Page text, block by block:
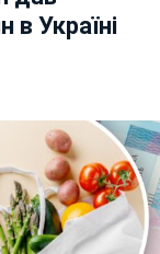
в Україні